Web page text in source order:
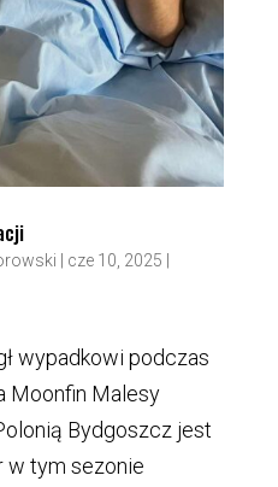
cze 10, 2025
wypadkowi podczas
Moonfin Malesy
Bydgoszcz jest
w tym sezonie